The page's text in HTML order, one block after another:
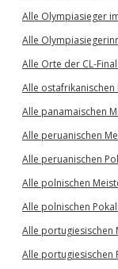
Alle Olympiasieger
Alle
Alle Orte der CL-
Alle ostafrikanischen
Alle panamaischen
Alle peruanischen
Alle peruanischen
Alle polnischen
Alle polnischen
Alle portugiesischen
Alle portugiesischen